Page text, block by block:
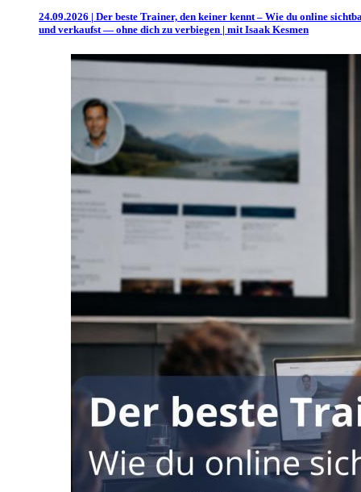
24.09.2026 | Der beste Trainer, den keiner kennt – Wie du online
und verkaufst — ohne dich zu verbiegen | mit Isaak Kesmen